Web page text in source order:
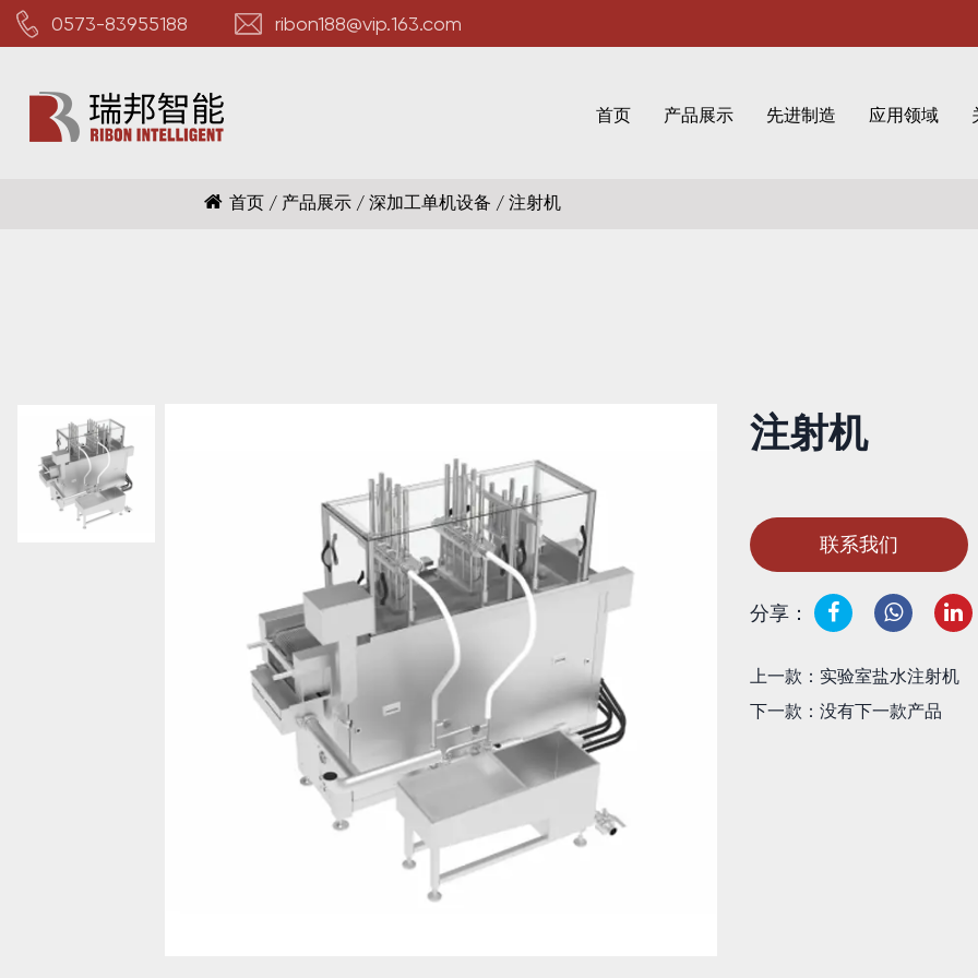
0573-83955188 ribon188@vip.163.com
首页 产品展示 先进制造 应用领域
首页 / 产品展示 / 深加工单机设备 / 注射机
注射机
联系我们
分享：
上一款：实验室盐水注射机
下一款：没有下一款产品